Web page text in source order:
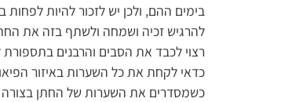
בימים ההם, ולכן יש לזכור להיות
להרגיש זכיה ושמחה ולשתף בזה את
רצוי לכבד את הסבים והרבנים בתספורת
כדאי לקחת את כל השערות באיזור
כשמסדרים את השערות של החתן בצורה